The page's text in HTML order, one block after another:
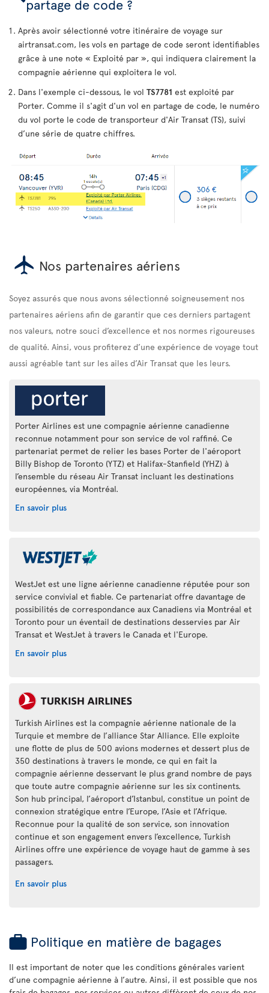
partage de code ?
Après avoir sélectionné votre itinéraire de voyage sur
airtransat.com, les vols en partage de code seront identifiables
grâce à une note « Exploité par », qui indiquera clairement la
compagnie aérienne qui exploitera le vol.
Dans l'exemple ci-dessous, le vol TS7781 est exploité par
Porter. Comme il s'agit d'un vol en partage de code, le numéro
du vol porte le code de transporteur d'Air Transat (TS), suivi
d’une série de quatre chiffres.
Nos partenaires aériens
Soyez assurés que nous avons sélectionné soigneusement nos
partenaires aériens afin de garantir que ces derniers partagent
nos valeurs, notre souci d’excellence et nos normes rigoureuses
de qualité. Ainsi, vous profiterez d’une expérience de voyage tout
aussi agréable tant sur les ailes d’Air Transat que les leurs.
Porter Airlines est une compagnie aérienne canadienne
reconnue notamment pour son service de vol raffiné. Ce
partenariat permet de relier les bases Porter de l'aéroport
Billy Bishop de Toronto (YTZ) et Halifax-Stanfield (YHZ) à
l’ensemble du réseau Air Transat incluant les destinations
européennes, via Montréal.
En savoir plus
WestJet est une ligne aérienne canadienne réputée pour son
service convivial et fiable. Ce partenariat offre davantage de
possibilités de correspondance aux Canadiens via Montréal et
Toronto pour un éventail de destinations desservies par Air
Transat et WestJet à travers le Canada et l'Europe.
En savoir plus
Turkish Airlines est la compagnie aérienne nationale de la
Turquie et membre de l’alliance Star Alliance. Elle exploite
une flotte de plus de 500 avions modernes et dessert plus de
350 destinations à travers le monde, ce qui en fait la
compagnie aérienne desservant le plus grand nombre de pays
que toute autre compagnie aérienne sur les six continents.
Son hub principal, l’aéroport d’Istanbul, constitue un point de
connexion stratégique entre l’Europe, l’Asie et l’Afrique.
Reconnue pour la qualité de son service, son innovation
continue et son engagement envers l’excellence, Turkish
Airlines offre une expérience de voyage haut de gamme à ses
passagers.
En savoir plus
Politique en matière de bagages
Il est important de noter que les conditions générales varient
d’une compagnie aérienne à l’autre. Ainsi, il est possible que nos